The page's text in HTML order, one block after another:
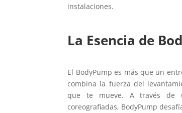
instalaciones.
La Esencia de
El BodyPump es más que un
combina la fuerza del
que te mueve. A través de
coreografiadas, BodyPump